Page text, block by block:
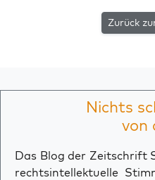
Zurück
Nichts
von
Das Blog der Zeitschrift
rechtsintellektuelle